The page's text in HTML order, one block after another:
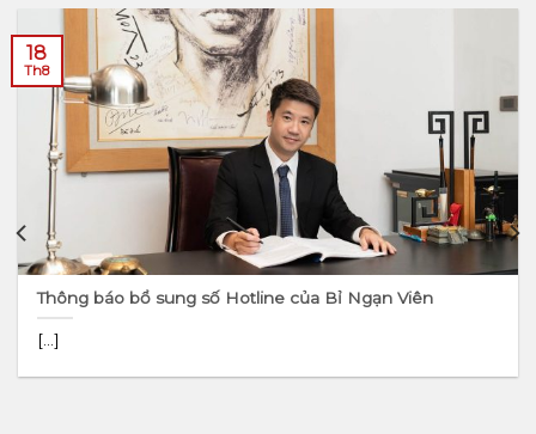
Thông báo bổ sung số Hotline của Bỉ Ngạn Viên
[...]
18
Th8